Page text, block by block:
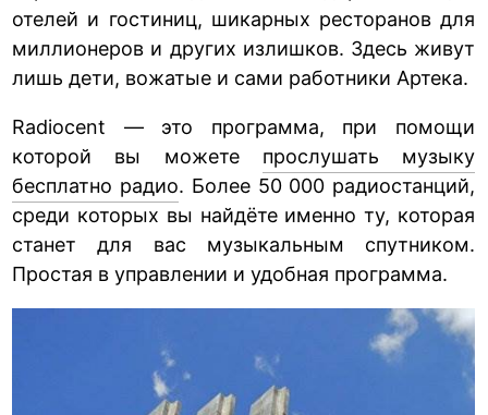
отелей и гостиниц, шикарных ресторанов для
миллионеров и других излишков. Здесь живут
лишь дети, вожатые и сами работники Артека.
Radiocent — это программа, при помощи
которой вы можете прослушать музыку
бесплатно радио. Более 50 000 радиостанций,
среди которых вы найдёте именно ту, которая
станет для вас музыкальным спутником.
Простая в управлении и удобная программа.